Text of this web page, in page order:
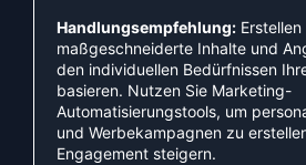
Handlungsempfehlung: Erstellen
maßgeschneiderte Inhalte und
den individuellen Bedürfnissen
basieren. Nutzen Sie Marketing-
Automatisierungstools, um
und Werbekampagnen zu
Engagement steigern.